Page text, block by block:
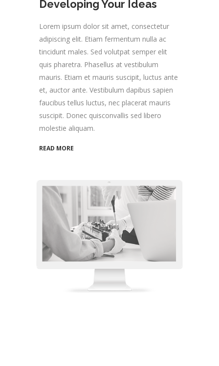
Developing Your Ideas
Lorem ipsum dolor sit amet, consectetur
adipiscing elit. Etiam fermentum nulla ac
tincidunt males. Sed volutpat semper elit
quis pharetra. Phasellus at vestibulum
mauris. Etiam et mauris suscipit, luctus ante
et, auctor ante. Vestibulum dapibus sapien
faucibus tellus luctus, nec placerat mauris
suscipit. Donec quisconvallis sed libero
molestie aliquam.
READ MORE